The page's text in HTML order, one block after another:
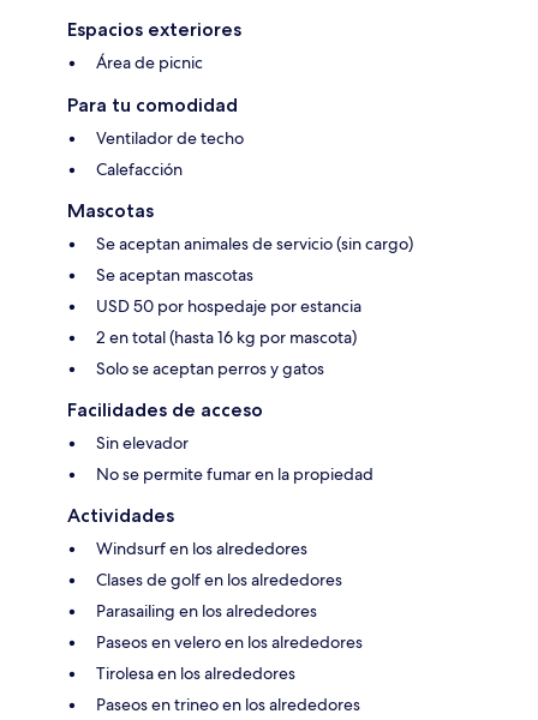
Espacios exteriores
Área de picnic
Para tu comodidad
Ventilador de techo
Calefacción
Mascotas
Se aceptan animales de servicio (sin cargo)
Se aceptan mascotas
USD 50 por hospedaje por estancia
2 en total (hasta 16 kg por mascota)
Solo se aceptan perros y gatos
Facilidades de acceso
Sin elevador
No se permite fumar en la propiedad
Actividades
Windsurf en los alrededores
Clases de golf en los alrededores
Parasailing en los alrededores
Paseos en velero en los alrededores
Tirolesa en los alrededores
Paseos en trineo en los alrededores